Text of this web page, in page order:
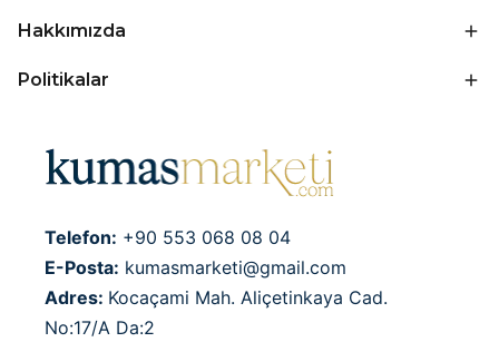
Hakkımızda
Politikalar
Telefon: +90 553 068 08 04
E-Posta: kumasmarketi@gmail.com
Adres: Kocaçami Mah. Aliçetinkaya Cad.
No:17/A Da:2